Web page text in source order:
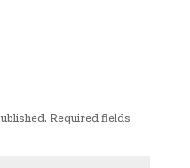
k
Required fields